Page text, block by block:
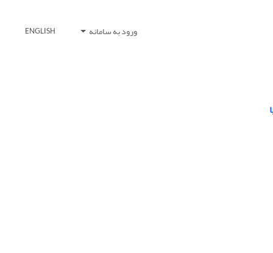
ورود به سامانه ENGLISH